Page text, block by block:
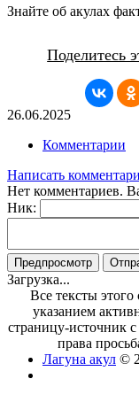
Знайте об акулах
Поделитесь
26.06.2025
Комментарии
Написать
Нет комментариев.
Ник:
Загрузка...
Все тексты этого
указанием
страницу-источник
права
Лагуна акул ©